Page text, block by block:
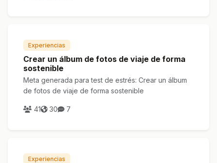
Experiencias
Crear un álbum de fotos de viaje de forma
sostenible
Meta generada para test de estrés: Crear un álbum
de fotos de viaje de forma sostenible
41 30 7
Experiencias